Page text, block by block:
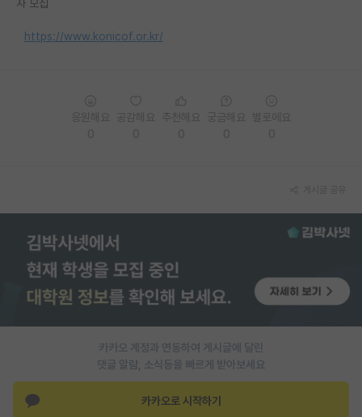
홍보 게시판
커리어
자 모집
https://www.konicof.or.kr/
카카오 계정과 연동하여 게시글에 달린
댓글 알람, 소식등을 빠르게 받아보세요
카카오로 시작하기